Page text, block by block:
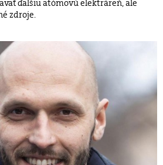
ďalšiu atómovú elektráreň, ale
zdroje.